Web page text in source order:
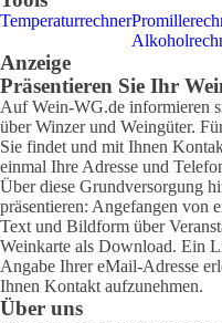
Temperaturrechner
Anzeige
Präsentieren Sie Ihr
Auf Wein-WG.de informieren
über Winzer und Weingüter.
Sie findet und mit Ihnen
einmal Ihre Adresse und
Über diese Grundversorgung
präsentieren: Angefangen von
Text und Bildform über
Weinkarte als Download. Ein
Angabe Ihrer eMail-Adresse
Ihnen Kontakt aufzunehmen.
Über uns